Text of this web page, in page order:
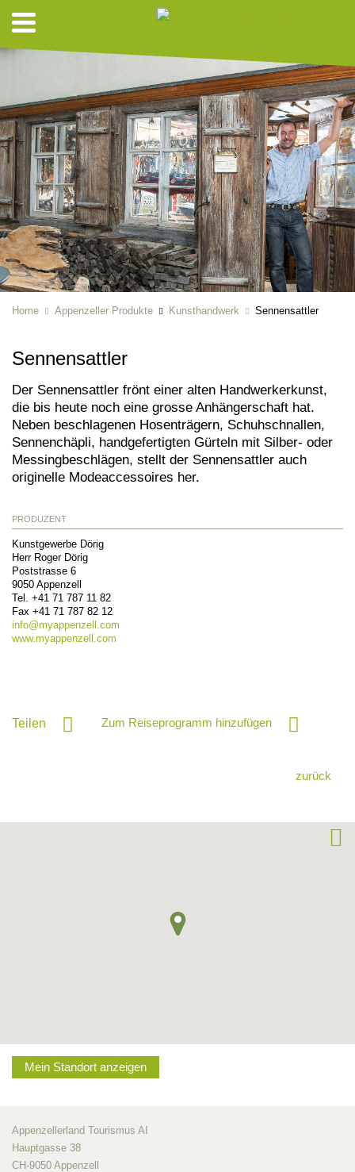
Home Appenzeller Produkte Kunsthandwerk Sennensattler
Sennensattler
Der Sennensattler frönt einer alten Handwerkerkunst,
die bis heute noch eine grosse Anhängerschaft hat.
Neben beschlagenen Hosenträgern, Schuhschnallen,
Sennenchäpli, handgefertigten Gürteln mit Silber- oder
Messingbeschlägen, stellt der Sennensattler auch
originelle Modeaccessoires her.
PRODUZENT
Kunstgewerbe Dörig
Herr Roger Dörig
Poststrasse 6
9050 Appenzell
Tel. +41 71 787 11 82
Fax +41 71 787 82 12
info@myappenzell.com
www.myappenzell.com
Teilen Zum Reiseprogramm hinzufügen
zurück
Mein Standort anzeigen
Appenzellerland Tourismus AI
Hauptgasse 38
CH-9050 Appenzell